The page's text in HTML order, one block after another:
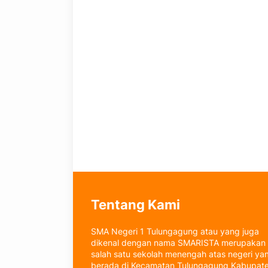
Tentang Kami
SMA Negeri 1 Tulungagung atau yang juga
dikenal dengan nama SMARISTA merupakan
salah satu sekolah menengah atas negeri
berada di Kecamatan Tulungagung